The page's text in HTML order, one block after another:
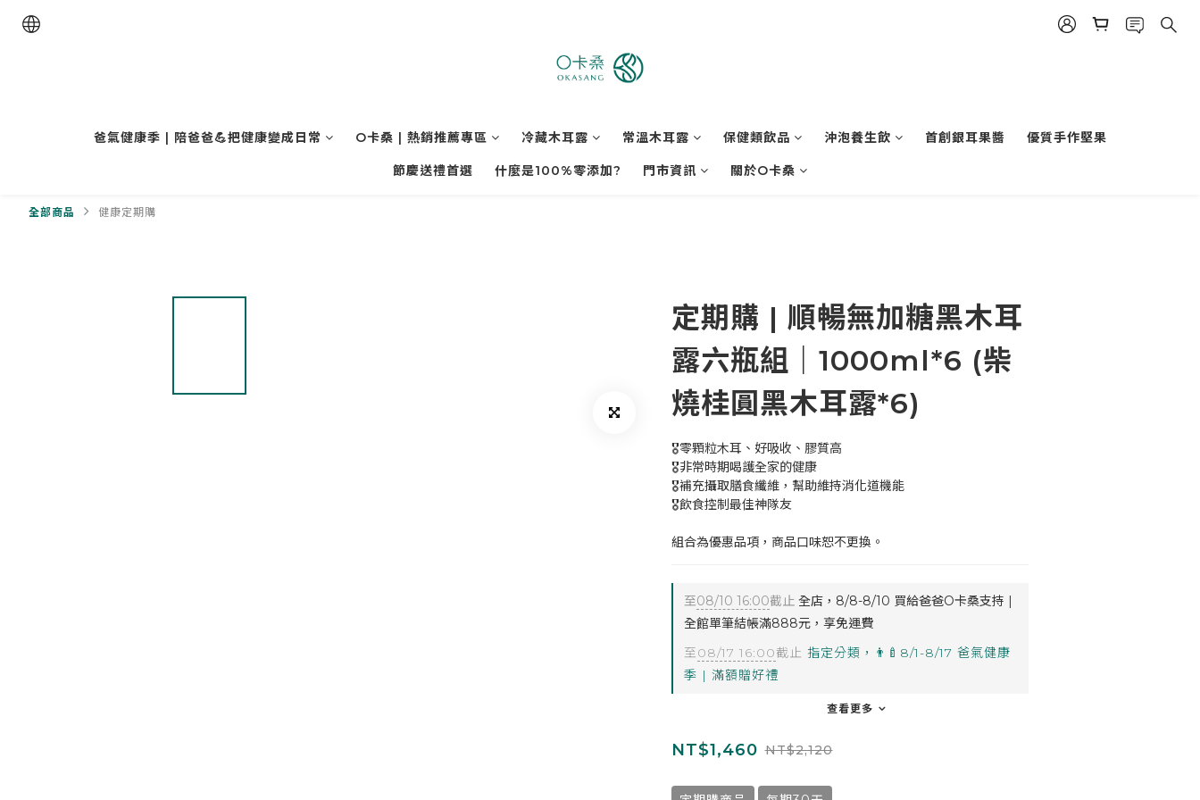
爸氣健康季 | 陪爸爸💪把健康變成日常 O卡桑 | 熱銷推薦專區 冷藏木耳露 常溫木耳露 保健類飲品 沖泡養生飲 首創銀耳果醬 優質手作堅果
節慶送禮首選 什麼是100%零添加? 門市資訊 關於O卡桑
全部商品 健康定期購
定期購 | 順暢無加糖黑木耳
露六瓶組｜1000ml*6 (柴
燒桂圓黑木耳露*6)
🎖零顆粒木耳、好吸收、膠質高
🎖非常時期喝護全家的健康
🎖補充攝取膳食纖維，幫助維持消化道機能
🎖飲食控制最佳神隊友
組合為優惠品項，商品口味恕不更換。
至08/10 16:00截止全店，8/8-8/10 買給爸爸O卡桑支持 |
全館單筆結帳滿888元，享免運費
至08/17 16:00截止 指定分類，👨‍🍼8/1-8/17 爸氣健康
季 | 滿額贈好禮
查看更多
NT$1,460 NT$2,120